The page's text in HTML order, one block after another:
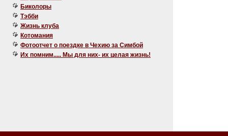
Биколоры
Тэбби
Жизнь клуба
Котомания
Фотоотчет о поездке в Чехию за Симбой
Их помним..... Мы для них- их целая жизнь!